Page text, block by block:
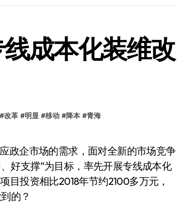
成本化装维改
#改革 #明显 #移动 #降本 #青海
好支撑”为目标，率先开展专线成本化
投资相比2018年节约2100多万元，
的？